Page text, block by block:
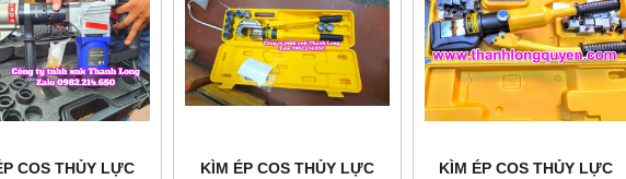
COS THỦY LỰC
KÌM ÉP COS THỦY LỰC
KÌM ÉP COS THỦY LỰC